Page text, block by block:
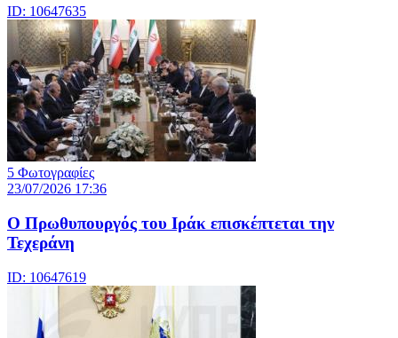
ID: 10647635
5 Φωτογραφίες
23/07/2026 17:36
Ο Πρωθυπουργός του Ιράκ επισκέπτεται την
Τεχεράνη
ID: 10647619